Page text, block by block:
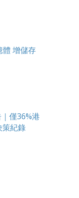
體 增儲存
僅36%港
策紀錄